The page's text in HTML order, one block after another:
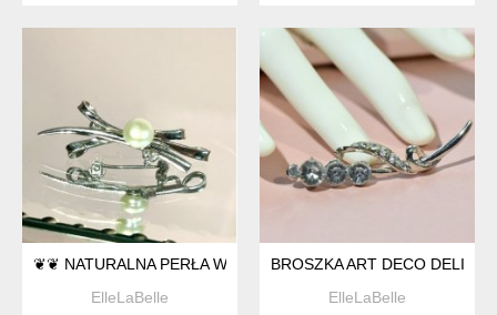
❦❦ NATURALNA PERŁA W SREBRZE ❦❦
ElleLaBelle
BROSZKA ART DECO
ElleLaBelle